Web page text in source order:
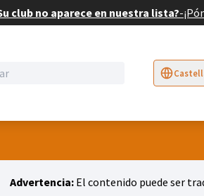
club no aparece en nuestra lista?-
Sprache
Advertencia:El contenido puede ser